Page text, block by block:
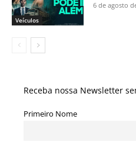
Veículos
6 de agosto
Receba nossa Newsletter
Primeiro Nome